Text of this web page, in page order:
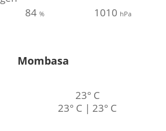
84% 1010 hPa
Mombasa
23° C
23° C | 23° C